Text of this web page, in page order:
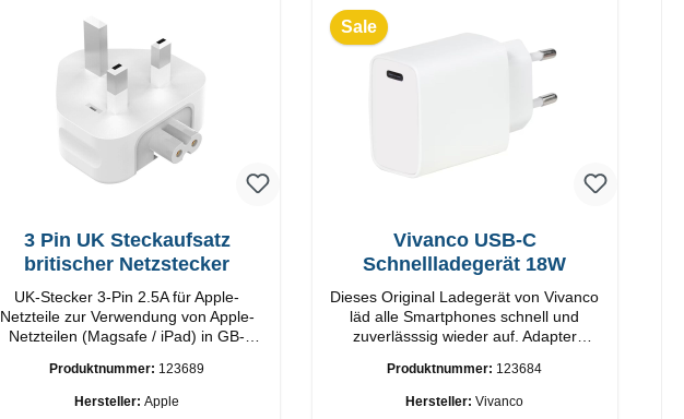
3 Pin UK Steckaufsatz
britischer Netzstecker
UK-Stecker 3-Pin 2.5A für Apple-
Netzteile zur Verwendung von Apple-
Netzteilen (Magsafe / iPad) in GB-
Produktnummer: 123689
Hersteller:Apple
Sale
Vivanco USB-C
Schnellladegerät 18W
Dieses Original Ladegerät von Vivanco
läd alle Smartphones schnell und
zuverlässsig wieder auf. Adapter
Verarbeitung Anschlüsse: USB-C
Output: 18W Farbe: Weiss
Produktnummer: 123684
Hersteller:Vivanco